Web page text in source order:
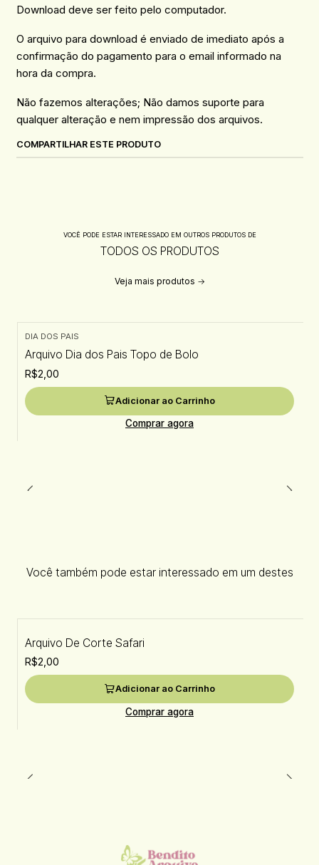
Download deve ser feito pelo computador.
O arquivo para download é enviado de imediato após a
confirmação do pagamento para o email informado na
hora da compra.
Não fazemos alterações; Não damos suporte para
qualquer alteração e nem impressão dos arquivos.
COMPARTILHAR ESTE PRODUTO
VOCÊ PODE ESTAR INTERESSADO EM OUTROS PRODUTOS DE
TODOS OS PRODUTOS
Veja mais produtos
DIA DOS PAIS
Arquivo Dia dos Pais Topo de Bolo
R$2,00
Adicionar ao Carrinho
Comprar agora
Você também pode estar interessado em um destes
Arquivo De Corte Safari
R$2,00
Adicionar ao Carrinho
Comprar agora